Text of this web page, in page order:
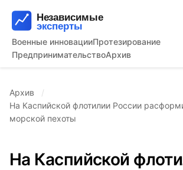
Военные инновацииПротезирование
ПредпринимательствоАрхив
Архив
На Каспийской флотилии России
морской пехоты
На Каспийской